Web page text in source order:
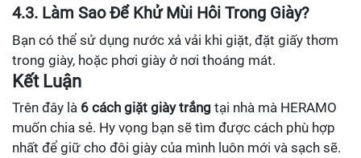
4.3. Làm Sao Để Khử Mùi Hôi Trong Giày?
Bạn có thể sử dụng nước xả vải khi giặt, đặt giấy thơm
trong giày, hoặc phơi giày ở nơi thoáng mát.
Kết Luận
Trên đây là 6 cách giặt giày trắng tại nhà mà HERAMO
muốn chia sẻ. Hy vọng bạn sẽ tìm được cách phù hợp
nhất để giữ cho đôi giày của mình luôn mới và sạch sẽ.